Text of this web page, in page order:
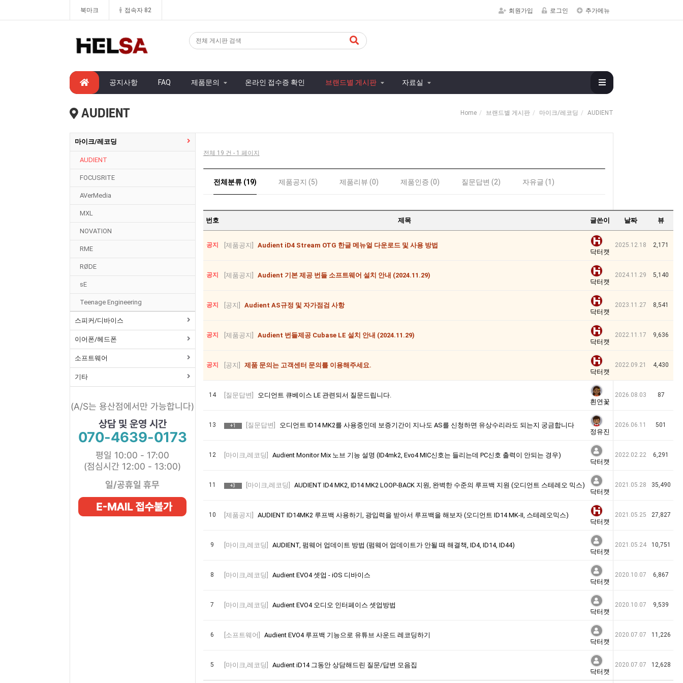
북마크 접속자 82 회원가입 로그인 추가메뉴
공지사항 FAQ 제품문의 온라인 접수증 확인 브랜드별 게시판 자료실
AUDIENT Home 브랜드별 게시판 마이크/레코딩 AUDIENT
마이크/레코딩
AUDIENT
FOCUSRITE
AVerMedia
MXL
NOVATION
RME
RØDE
sE
Teenage Engineering
스피커/디바이스
이어폰/헤드폰
소프트웨어
기타
(A/S는 용산점에서만 가능합니다)
상담 및 운영 시간
070-4639-0173
평일 10:00 - 17:00
(점심시간 12:00 - 13:00)
일/공휴일 휴무
전체 19 건 - 1 페이지
전체분류 (19) 제품공지 (5) 제품리뷰 (0) 제품인증 (0) 질문답변 (2) 자유글 (1)
번호 제목 글쓴이 날짜 뷰
공지 [제품공지]
Audient iD4 Stream OTG 한글 메뉴얼 다운로드 및 사용 방법
닥터캣
2025.12.18 2,171
공지 [제품공지]
Audient 기본 제공 번들 소프트웨어 설치 안내 (2024.11.29)
닥터캣
2024.11.29 5,140
공지 [공지]
Audient AS규정 및 자가점검 사항
닥터캣
2023.11.27 8,541
공지 [제품공지]
Audient 번들제공 Cubase LE 설치 안내 (2024.11.29)
닥터캣
2022.11.17 9,636
공지 [공지]
제품 문의는 고객센터 문의를 이용해주세요.
닥터캣
2022.09.21 4,430
14 [질문답변]
오디언트 큐베이스 LE 관련되서 질문드립니다.
흰연꽃
2026.08.03 87
13 +1 [질문답변]
오디언트 ID14 MK2를 사용중인데 보증기간이 지나도 AS를 신청하면 유상수리라도 되는지 궁금합니다
정유진
2026.06.11 501
12 [마이크,레코딩]
Audient Monitor Mix 노브 기능 설명 (ID4mk2, Evo4 MIC신호는 들리는데 PC신호 출력이 안되는 경우)
닥터캣
2022.02.22 6,291
11 +3 [마이크,레코딩]
AUDIENT ID4 MK2, ID14 MK2 LOOP-BACK 지원, 완벽한 수준의 루프백 지원 (오디언트 스테레오 믹스)
닥터캣
2021.05.28 35,490
10 [제품공지]
AUDIENT ID14MK2 루프백 사용하기, 광입력을 받아서 루프백을 해보자 (오디언트 ID14 MK-II, 스테레오믹스)
닥터캣
2021.05.25 27,827
9 [마이크,레코딩]
AUDIENT, 펌웨어 업데이트 방법 (펌웨어 업데이트가 안될 때 해결책, ID4, ID14, ID44)
닥터캣
2021.05.24 10,751
8 [마이크,레코딩]
Audient EVO4 셋업 - iOS 디바이스
닥터캣
2020.10.07 6,867
7 [마이크,레코딩]
Audient EVO4 오디오 인터페이스 셋업방법
닥터캣
2020.10.07 9,539
6 [소프트웨어]
Audient EVO4 루프백 기능으로 유튜브 사운드 레코딩하기
닥터캣
2020.07.07 11,226
5 [마이크,레코딩]
Audient iD14 그동안 상담해드린 질문/답변 모음집
닥터캣
2020.07.07 12,628